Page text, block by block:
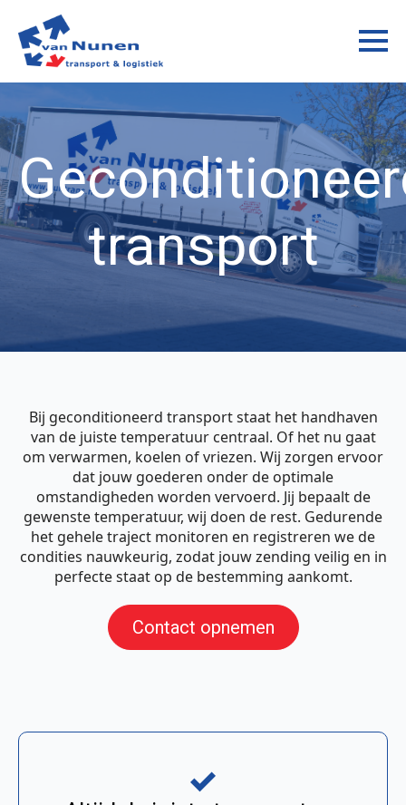
transport
Bij geconditioneerd transport staat het handhaven
van de juiste temperatuur centraal. Of het nu gaat
om verwarmen, koelen of vriezen. Wij zorgen ervoor
dat jouw goederen onder de optimale
omstandigheden worden vervoerd. Jij bepaalt de
gewenste temperatuur, wij doen de rest. Gedurende
het gehele traject monitoren en registreren we de
condities nauwkeurig, zodat jouw zending veilig en in
perfecte staat op de bestemming aankomt.
Contact opnemen